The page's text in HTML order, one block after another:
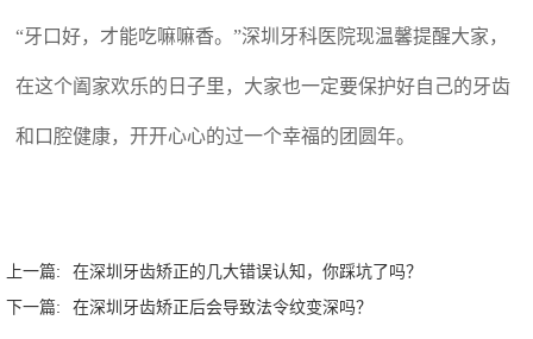
“牙口好，才能吃嘛嘛香。”深圳牙科医院现温馨提醒大家，
在这个阖家欢乐的日子里，大家也一定要保护好自己的牙齿
和口腔健康，开开心心的过一个幸福的团圆年。
上一篇:
在深圳牙齿矫正的几大错误认知，你踩坑了吗？
下一篇:
在深圳牙齿矫正后会导致法令纹变深吗？